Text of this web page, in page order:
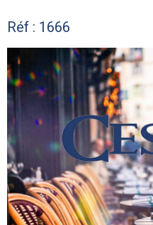
Réf : 1666